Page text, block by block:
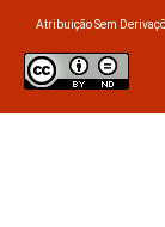
Atribuição Sem